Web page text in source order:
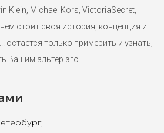
от американского бренда
Klein, Michael Kors, VictoriaSecret,
стоит своя история, концепция и
остается только примерить и узнать,
Вашим альтер эго..